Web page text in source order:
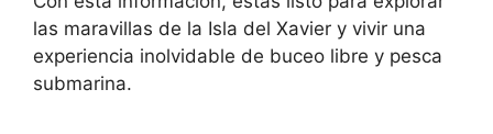
las maravillas de la Isla del Xavier y vivir una
experiencia inolvidable de buceo libre y pesca
submarina.